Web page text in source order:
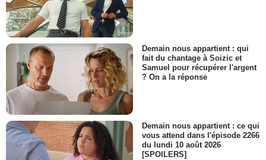
Demain nous appartient : qui
fait du chantage à Soizic et
Samuel pour récupérer l'argent
? On a la réponse
Demain nous appartient : ce qui
vous attend dans l'épisode 2266
du lundi 10 août 2026
[SPOILERS]